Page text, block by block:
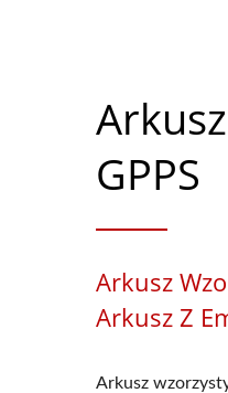
GPPS
Arkusz
Arkusz Z
Arkusz